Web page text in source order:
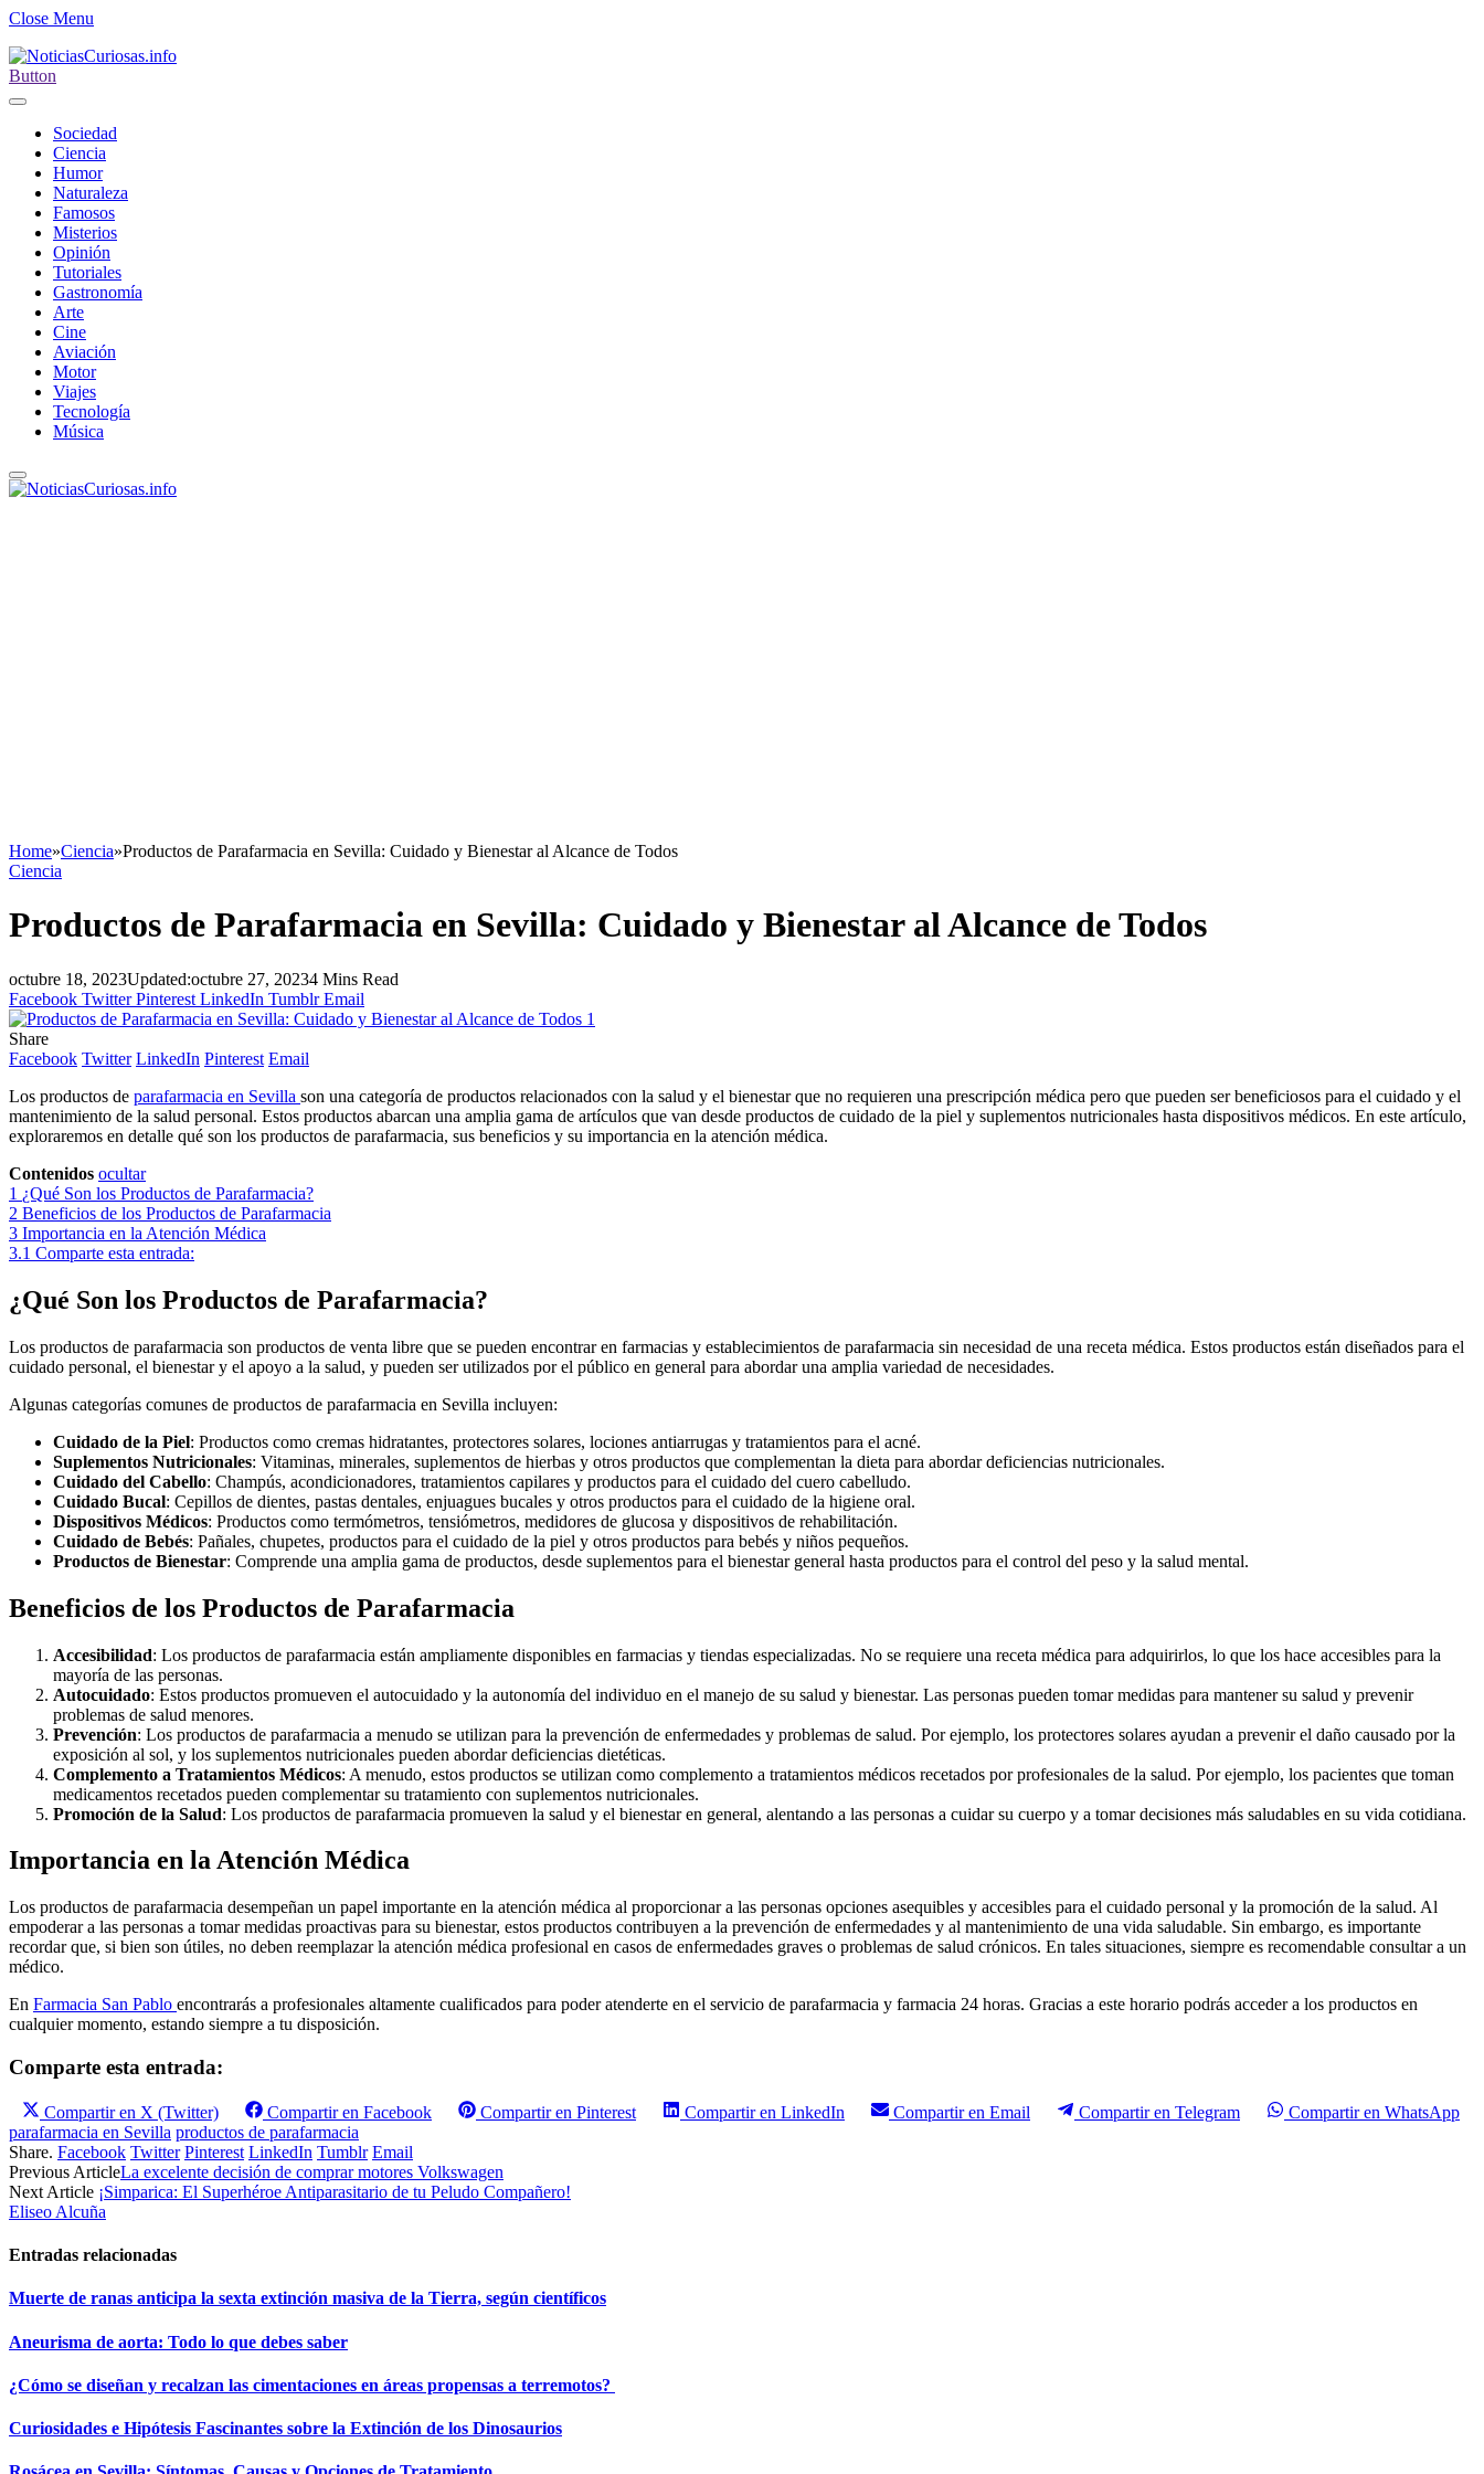
Close Menu
Button
Sociedad
Ciencia
Humor
Naturaleza
Famosos
Misterios
Opinión
Tutoriales
Gastronomía
Arte
Cine
Aviación
Motor
Viajes
Tecnología
Música
Home»Ciencia»Productos de Parafarmacia en Sevilla: Cuidado y Bienestar al Alcance de Todos
Ciencia
Productos de Parafarmacia en Sevilla: Cuidado y Bienestar al Alcance de Todos
octubre 18, 2023Updated:octubre 27, 20234 Mins Read
Facebook Twitter Pinterest LinkedIn Tumblr Email
Share
Facebook Twitter LinkedIn Pinterest Email
Los productos de parafarmacia en Sevilla son una categoría de productos relacionados con la salud y el bienestar que no requieren una prescripción médica pero que pueden ser beneficiosos para el cuidado y el
mantenimiento de la salud personal. Estos productos abarcan una amplia gama de artículos que van desde productos de cuidado de la piel y suplementos nutricionales hasta dispositivos médicos. En este artículo,
exploraremos en detalle qué son los productos de parafarmacia, sus beneficios y su importancia en la atención médica.
Contenidos ocultar
1 ¿Qué Son los Productos de Parafarmacia?
2 Beneficios de los Productos de Parafarmacia
3 Importancia en la Atención Médica
3.1 Comparte esta entrada:
¿Qué Son los Productos de Parafarmacia?
Los productos de parafarmacia son productos de venta libre que se pueden encontrar en farmacias y establecimientos de parafarmacia sin necesidad de una receta médica. Estos productos están diseñados para el
cuidado personal, el bienestar y el apoyo a la salud, y pueden ser utilizados por el público en general para abordar una amplia variedad de necesidades.
Algunas categorías comunes de productos de parafarmacia en Sevilla incluyen:
Cuidado de la Piel: Productos como cremas hidratantes, protectores solares, lociones antiarrugas y tratamientos para el acné.
Suplementos Nutricionales: Vitaminas, minerales, suplementos de hierbas y otros productos que complementan la dieta para abordar deficiencias nutricionales.
Cuidado del Cabello: Champús, acondicionadores, tratamientos capilares y productos para el cuidado del cuero cabelludo.
Cuidado Bucal: Cepillos de dientes, pastas dentales, enjuagues bucales y otros productos para el cuidado de la higiene oral.
Dispositivos Médicos: Productos como termómetros, tensiómetros, medidores de glucosa y dispositivos de rehabilitación.
Cuidado de Bebés: Pañales, chupetes, productos para el cuidado de la piel y otros productos para bebés y niños pequeños.
Productos de Bienestar: Comprende una amplia gama de productos, desde suplementos para el bienestar general hasta productos para el control del peso y la salud mental.
Beneficios de los Productos de Parafarmacia
Accesibilidad: Los productos de parafarmacia están ampliamente disponibles en farmacias y tiendas especializadas. No se requiere una receta médica para adquirirlos, lo que los hace accesibles para la
mayoría de las personas.
Autocuidado: Estos productos promueven el autocuidado y la autonomía del individuo en el manejo de su salud y bienestar. Las personas pueden tomar medidas para mantener su salud y prevenir
problemas de salud menores.
Prevención: Los productos de parafarmacia a menudo se utilizan para la prevención de enfermedades y problemas de salud. Por ejemplo, los protectores solares ayudan a prevenir el daño causado por la
exposición al sol, y los suplementos nutricionales pueden abordar deficiencias dietéticas.
Complemento a Tratamientos Médicos: A menudo, estos productos se utilizan como complemento a tratamientos médicos recetados por profesionales de la salud. Por ejemplo, los pacientes que toman
medicamentos recetados pueden complementar su tratamiento con suplementos nutricionales.
Promoción de la Salud: Los productos de parafarmacia promueven la salud y el bienestar en general, alentando a las personas a cuidar su cuerpo y a tomar decisiones más saludables en su vida cotidiana.
Importancia en la Atención Médica
Los productos de parafarmacia desempeñan un papel importante en la atención médica al proporcionar a las personas opciones asequibles y accesibles para el cuidado personal y la promoción de la salud. Al
empoderar a las personas a tomar medidas proactivas para su bienestar, estos productos contribuyen a la prevención de enfermedades y al mantenimiento de una vida saludable. Sin embargo, es importante
recordar que, si bien son útiles, no deben reemplazar la atención médica profesional en casos de enfermedades graves o problemas de salud crónicos. En tales situaciones, siempre es recomendable consultar a un
médico.
En Farmacia San Pablo encontrarás a profesionales altamente cualificados para poder atenderte en el servicio de parafarmacia y farmacia 24 horas. Gracias a este horario podrás acceder a los productos en
cualquier momento, estando siempre a tu disposición.
Comparte esta entrada:
Compartir en X (Twitter) Compartir en Facebook Compartir en Pinterest Compartir en LinkedIn Compartir en Email Compartir en Telegram Compartir en WhatsApp
parafarmacia en Sevilla productos de parafarmacia
Share. Facebook Twitter Pinterest LinkedIn Tumblr Email
Previous ArticleLa excelente decisión de comprar motores Volkswagen
Next Article ¡Simparica: El Superhéroe Antiparasitario de tu Peludo Compañero!
Eliseo Alcuña
Entradas relacionadas
Muerte de ranas anticipa la sexta extinción masiva de la Tierra, según científicos
Aneurisma de aorta: Todo lo que debes saber
¿Cómo se diseñan y recalzan las cimentaciones en áreas propensas a terremotos?
Curiosidades e Hipótesis Fascinantes sobre la Extinción de los Dinosaurios